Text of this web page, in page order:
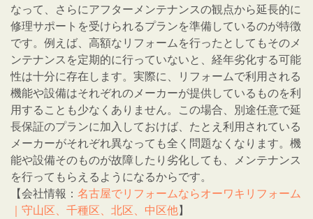
なって、さらにアフターメンテナンスの観点から延長的に
修理サポートを受けられるプランを準備しているのが特徴
です。例えば、高額なリフォームを行ったとしてもそのメ
ンテナンスを定期的に行っていないと、経年劣化する可能
性は十分に存在します。実際に、リフォームで利用される
機能や設備はそれぞれのメーカーが提供しているものを利
用することも少なくありません。この場合、別途任意で延
長保証のプランに加入しておけば、たとえ利用されている
メーカーがそれぞれ異なっても全く問題なくなります。機
能や設備そのものが故障したり劣化しても、メンテナンス
を行ってもらえるようになるからです。
【会社情報： 名古屋でリフォームならオーワキリフォーム
｜守山区、千種区、北区、中区他】